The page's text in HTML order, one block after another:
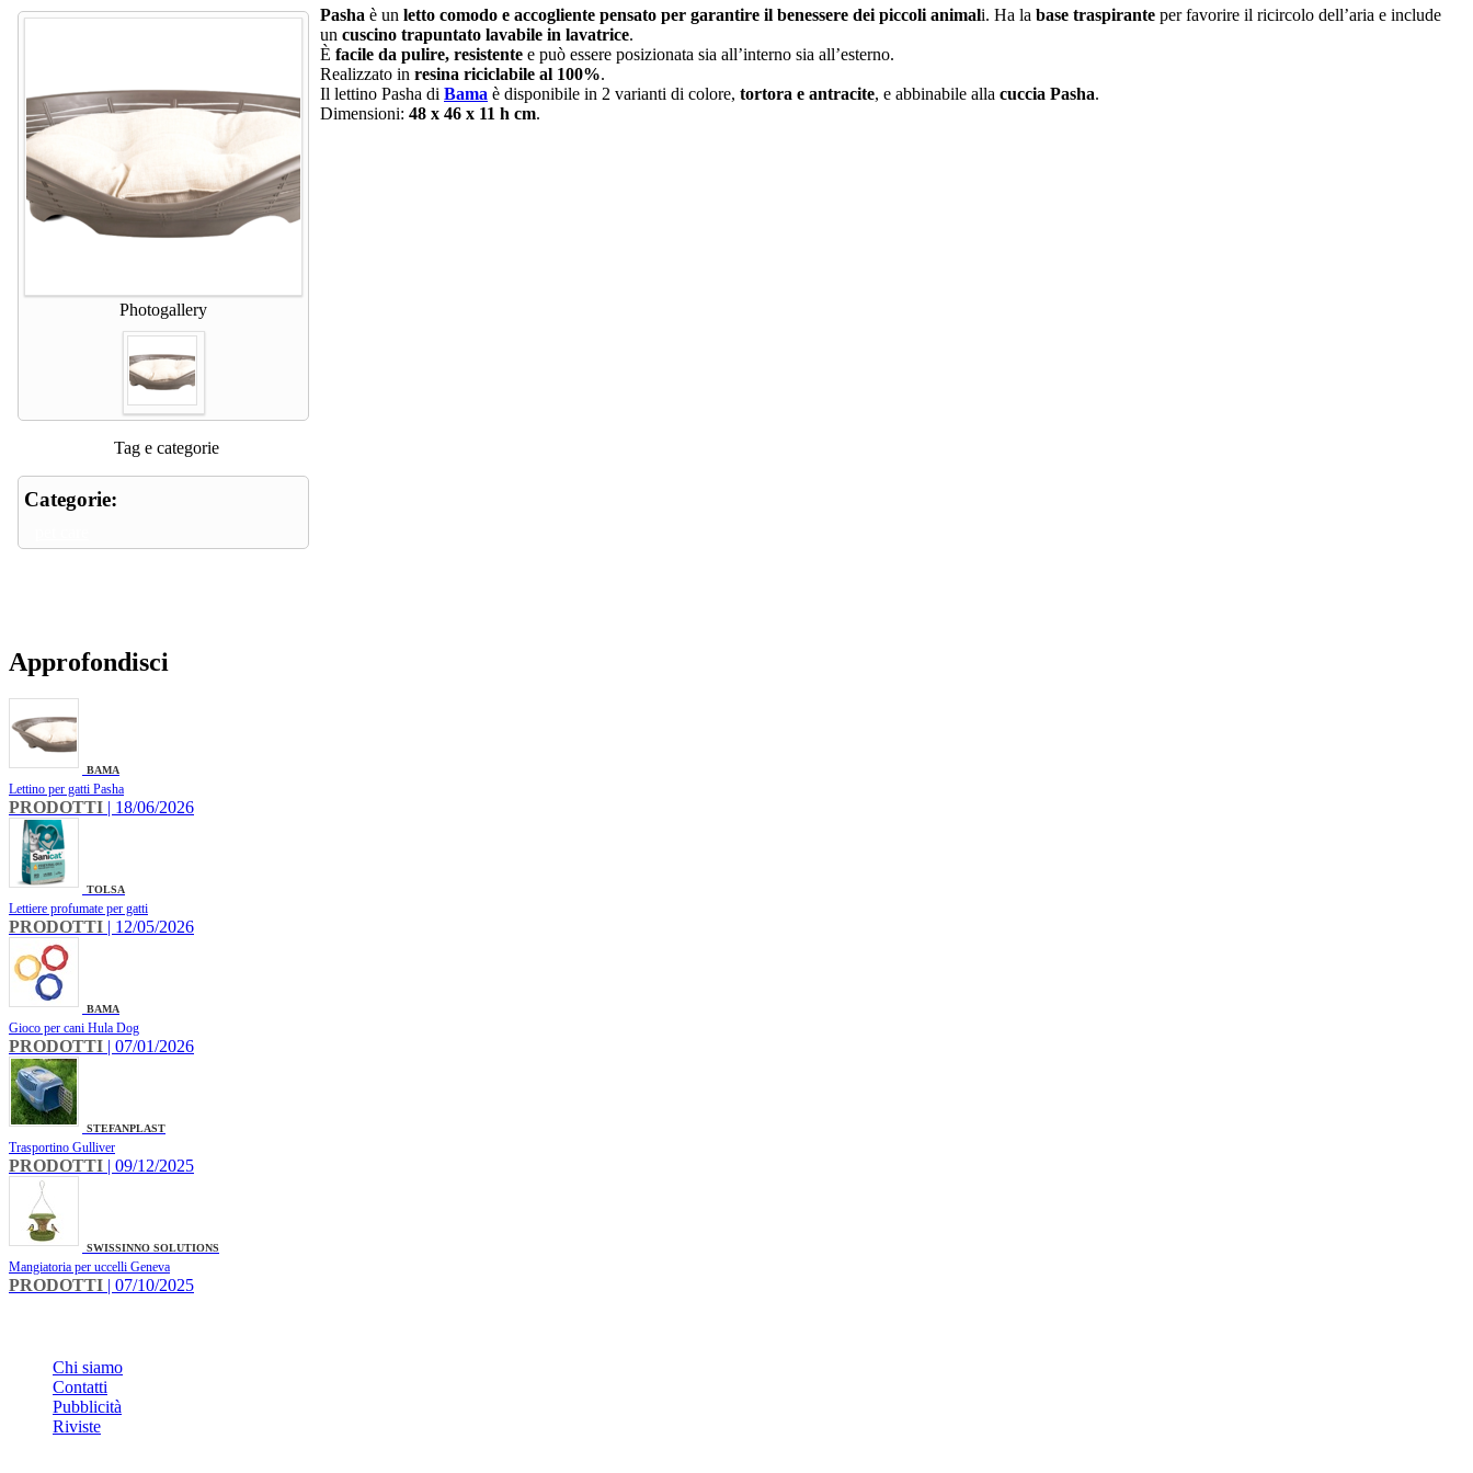
Photogallery
Tag e categorie
Categorie:
Pasha è un letto comodo e accogliente pensato per garantire il benessere dei piccoli animali. Ha la base traspirante per favorire il ricircolo dell’aria e include
un cuscino trapuntato lavabile in lavatrice.
È facile da pulire, resistente e può essere posizionata sia all’interno sia all’esterno.
Realizzato in resina riciclabile al 100%.
Il lettino Pasha di Bama è disponibile in 2 varianti di colore, tortora e antracite, e abbinabile alla cuccia Pasha.
Dimensioni: 48 x 46 x 11 h cm.
Approfondisci
BAMA
Lettino per gatti Pasha
PRODOTTI | 18/06/2026
TOLSA
Lettiere profumate per gatti
PRODOTTI | 12/05/2026
BAMA
Gioco per cani Hula Dog
PRODOTTI | 07/01/2026
STEFANPLAST
Trasportino Gulliver
PRODOTTI | 09/12/2025
SWISSINNO SOLUTIONS
Mangiatoria per uccelli Geneva
PRODOTTI | 07/10/2025
Chi siamo
Contatti
Pubblicità
Riviste